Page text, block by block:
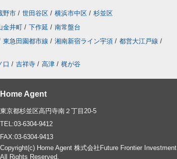
野市 / 世田谷区 / 横浜市中区 / 杉並区
金井町 / 下作延 / 南常盤台
東急田園都市線 / 湘南新宿ライン宇須 / 都営大江戸線 /
口 / 吉祥寺 / 高津 / 梶が谷
Home Agent
東京都杉並区高円寺南２丁目20-5
TEL:03-6304-9412
FAX:03-6304-9413
Copyright(c) Home Agent 株式会社Future Frontier Investment
All Rights Reserved.